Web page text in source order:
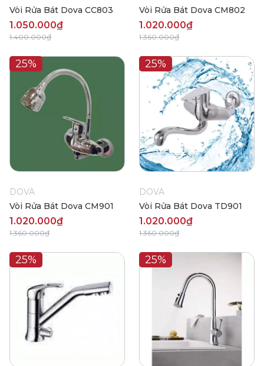
Vòi Rửa Bát Dova CC803
1.050.000₫
1.400.000₫
Vòi Rửa Bát Dova CM802
1.020.000₫
1.360.000₫
25%
DOVA
Vòi Rửa Bát Dova CM901
1.020.000₫
1.360.000₫
25%
DOVA
Vòi Rửa Bát Dova TD901
1.020.000₫
1.360.000₫
25% 25%